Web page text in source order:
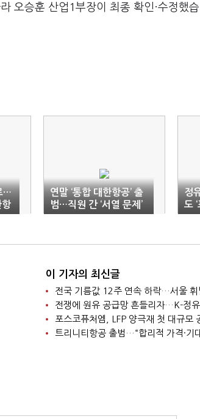
오승훈 산업1부장이 최종 확인·수정했습
…
항
연말 ‘통합 대한항공’ 출
범…직원 간 ‘서열 문제’
과제도
정
도
‘최
이 기자의 최신글
전국 기름값 12주 연속 하락…서울
포스코퓨처엠, LFP 양극재 첫 대규모
트리니티항공 출범…“합리적 가격·기